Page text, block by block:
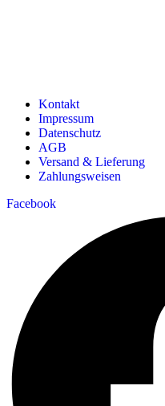
Kontakt
Impressum
Datenschutz
AGB
Versand & Lieferung
Zahlungsweisen
Facebook